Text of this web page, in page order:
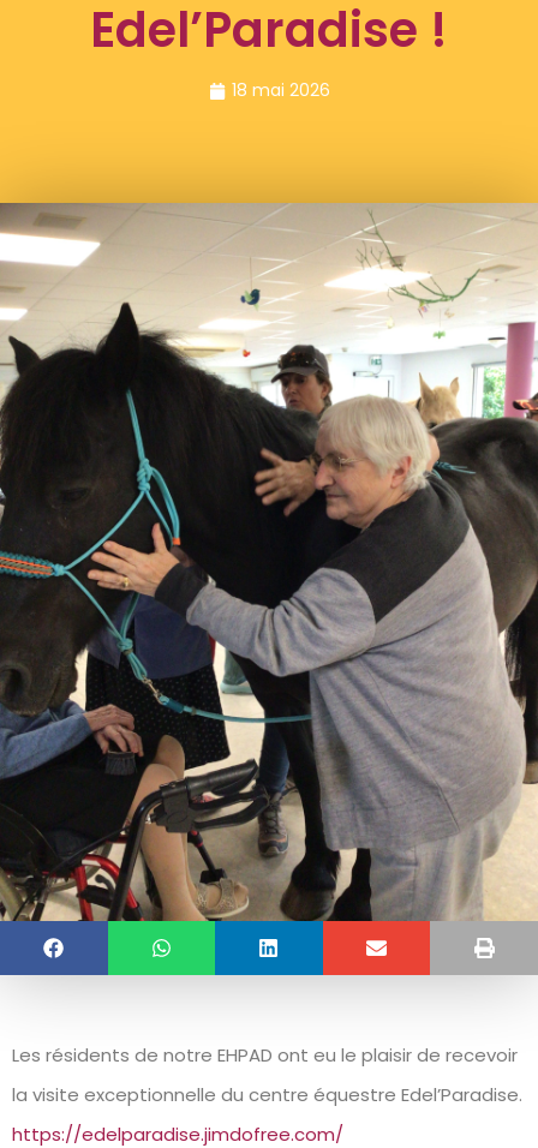
Edel’Paradise !
18 mai 2026
Les résidents de notre EHPAD ont eu le plaisir de recevoir
la visite exceptionnelle du centre équestre Edel’Paradise.
https://edelparadise.jimdofree.com/